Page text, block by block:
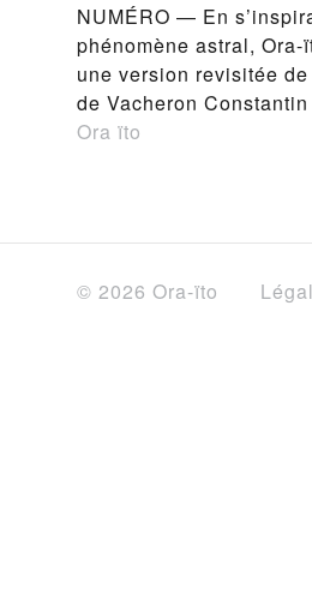
NUMÉRO — En
phénomène astral, Ora-
une version revisitée
de Vacheron Constantin
Ora ïto
© 2026 Ora-ïto Légal